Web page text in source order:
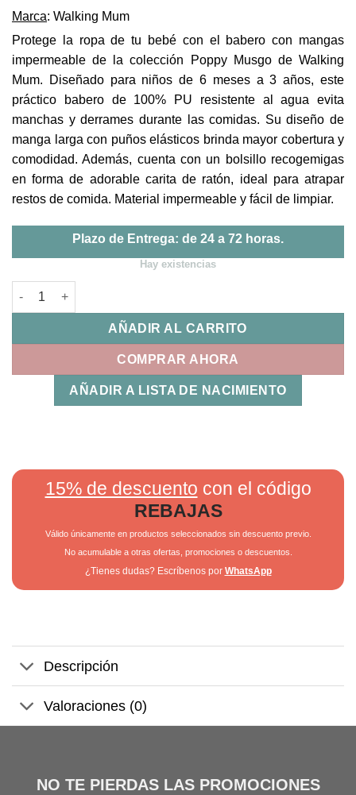
era:
27,90€.
es:
13,95€.
Marca: Walking Mum
Protege la ropa de tu bebé con el babero con mangas
impermeable de la colección Poppy Musgo de Walking
Mum. Diseñado para niños de 6 meses a 3 años, este
práctico babero de 100% PU resistente al agua evita
manchas y derrames durante las comidas. Su diseño de
manga larga con puños elásticos brinda mayor cobertura y
comodidad. Además, cuenta con un bolsillo recogemigas
en forma de adorable carita de ratón, ideal para atrapar
restos de comida. Material impermeable y fácil de limpiar.
Plazo de Entrega: de 24 a 72 horas.
Hay existencias
Babero con Mangas Poppy Topitos Musgo Walking Mum
AÑADIR AL CARRITO
COMPRAR AHORA
AÑADIR A LISTA DE NACIMIENTO
15% de descuento con el código
REBAJAS
Válido únicamente en productos seleccionados sin descuento previo.
No acumulable a otras ofertas, promociones o descuentos.
¿Tienes dudas? Escríbenos por WhatsApp
Descripción
Valoraciones (0)
NO TE PIERDAS LAS PROMOCIONES